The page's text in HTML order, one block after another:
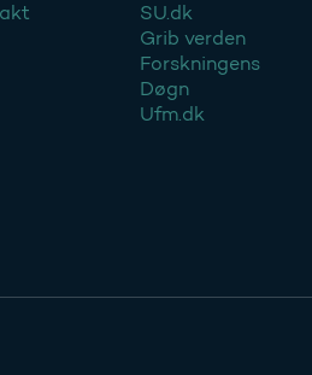
SU.dk
Grib verden
Forskningens
Døgn
Ufm.dk